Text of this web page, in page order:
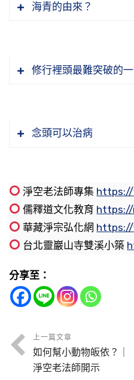
的被你殺嗎？「我用我
了。所以說「殺人者人
六二卷）
集）
一條起跑線上，好像田
起跑線上，我們同時在
醒是四聖境界，聲聞、
後那個土是清淨土，但
土。我們跟佛就沒有兩
們今天是夢中之夢。所
了，愈是執著愈出不去
放下分別、放下起心動
麼成佛的？就是這麼成
節錄自：02-037-0119
今天因為煩惱，把我們
所放的香，也是普薰法
這個經驗。初學跟老修
我自己就有很多次這種
是住在營房，軍事機關
下，很偏僻，後面是山
概兩公里，也就是兩公
有燒香，附近兩公里外
的那個香飄兩公里，不
有沒有這一類的事情我
知道什麼原因。他告訴
天人，天人從空中過，
智慧的瑰寶，確實能夠
平。如此迫切的任務，
日老成凋零，後繼乏人
優秀文化面臨失傳斷絕
起承傳，接續弘揚，綿
往聖繼絕學，為萬世開
節錄自： 21-712-0001
說與大乘佛法（共一集）
在現前就見到了。我們
危脆的穢土，是這麼回
現在的問題是怎樣恢復
土？淨土是永恆的，淨
生滅、無常的，淨土是
深了一些，確實我沒有
望諸位縱然不能完全明
相狀。
節錄自：02-034-0118
謗，我感恩。為什麼？
忍。我歡歡喜喜的，能
明我的境界提升了，所
陷害、障礙，無論用什
這些聲音我很快樂，感
立長生牌位。你們看我
位都是的，那是什麼人
天天講經給他們迴向，
認為這是好像我受了冤
事實的真相，從事相上
報，佛跟我們說明，人
把它歸納，可以歸納為
際上的關係。這四種因
如果緣深的，就變成家
變成親戚朋友；再疏遠
你希望發財，佛教給我
聰明智慧，你要修法布
我們講的這是真理，這
佛，佛能保佑我們升官
自私自利、貪瞋痴慢疑
染污的果報肯定在三途
海青的由來？
修行裡頭最難突破的
念頭可以治病
淨空老法師專集
儒釋道文化教育
華藏淨宗弘化網 https://
台北靈巖山寺雙溪小築
分享至：
上一篇文章
如何幫小動物皈依？｜
淨空老法師開示